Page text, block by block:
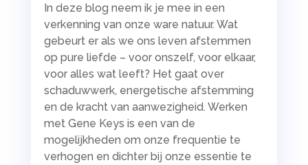
In deze blog neem ik je mee in een
verkenning van onze ware natuur. Wat
gebeurt er als we ons leven afstemmen
op pure liefde – voor onszelf, voor elkaar,
voor alles wat leeft? Het gaat over
schaduwwerk, energetische afstemming
en de kracht van aanwezigheid. Werken
met Gene Keys is een van de
mogelijkheden om onze frequentie te
verhogen en dichter bij onze essentie te